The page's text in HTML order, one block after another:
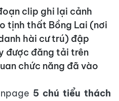
clip ghi lại cảnh
tịnh thất Bồng Lai (nơi
hài cư trú) đập
được đăng tải trên
chức năng đã vào
5 chú tiểu thách